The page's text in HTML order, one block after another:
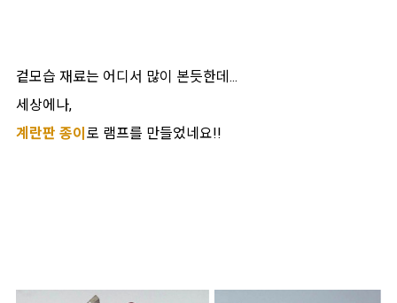
겉모습 재료는 어디서 많이 본듯한데...
세상에나,
계란판 종이 로 램프를 만들었네요!!